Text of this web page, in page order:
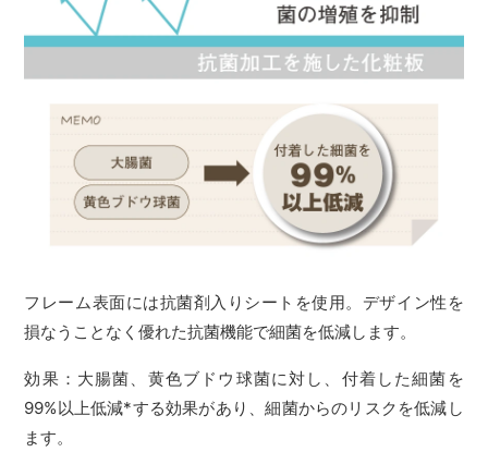
フレーム表面には抗菌剤入りシートを使用。デザイン性を
損なうことなく優れた抗菌機能で細菌を低減します。
効果：大腸菌、黄色ブドウ球菌に対し、付着した細菌を
99%以上低減*する効果があり、細菌からのリスクを低減し
ます。